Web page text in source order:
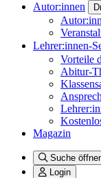
Autor:innen
Lehrer:innen-
Vorteile
Abitur-
Magazin
Suche
Login